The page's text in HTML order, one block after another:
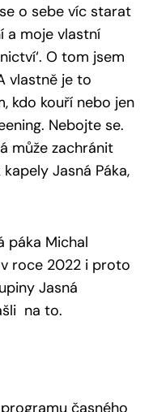
o sebe víc starat
a moje vlastní
O tom jsem
vlastně je to
kdo kouří nebo jen
Nebojte se.
může zachránit
kapely Jasná Páka,
páka Michal
roce 2022 i proto
Jasná
na to.
časného